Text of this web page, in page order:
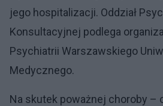
jego hospitalizacji. Oddział
Konsultacyjnej podlega
Psychiatrii Warszawskiego
Medycznego.
Na skutek poważnej choroby –